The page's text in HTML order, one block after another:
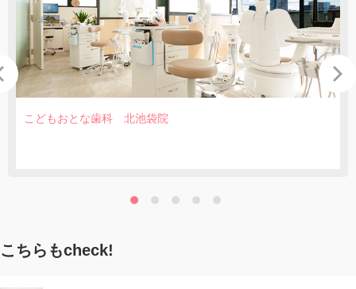
こどもおとな歯科 北池袋院
こちらもcheck!